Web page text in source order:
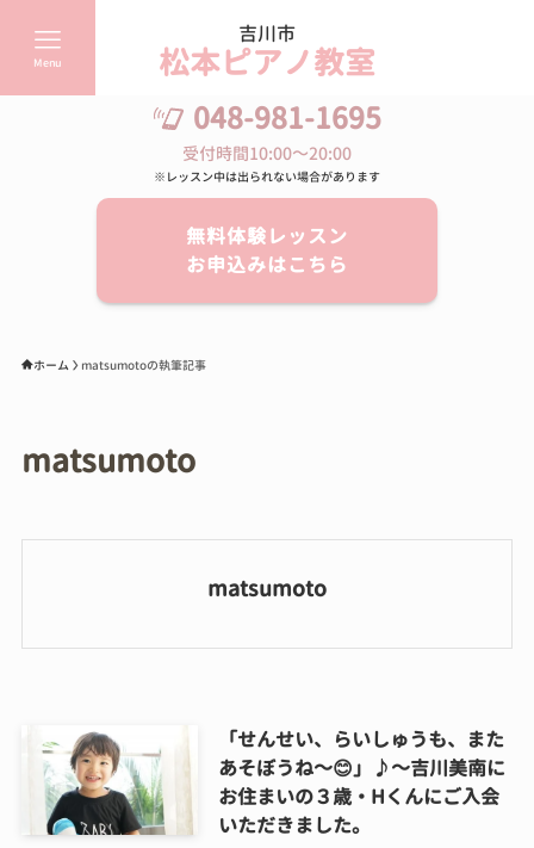
吉川市
松本ピアノ教室
Menu
048-981-1695
受付時間10:00～20:00
※レッスン中は出られない場合があります
無料体験レッスン
お申込みはこちら
ホーム matsumotoの執筆記事
matsumoto
matsumoto
「せんせい、らいしゅうも、また
あそぼうね～😊」♪～吉川美南に
お住まいの３歳・Hくんにご入会
いただきました。